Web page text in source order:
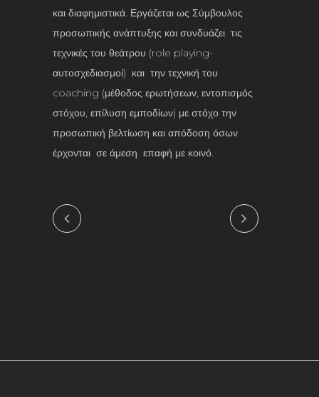
και διαφημιστικά. Εργάζεται ως Σύμβουλος
προσωπικής ανάπτυξης και συνδυάζει τις
τεχνικές του θεάτρου (role playing-
αυτοσχεδιασμοί) και την τεχνική του
coaching (μέθοδος ερωτήσεων, εντοπισμός
στόχου, επίλυση εμποδίων) με στόχο την
προσωπική βελτίωση και απόδοση όσων
έρχονται σε άμεση επαφή με κοινό.